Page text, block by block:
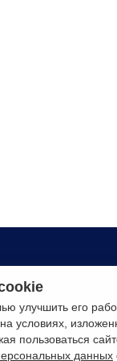
турсайтов
улучшить его
условиях,
пользоваться
данных